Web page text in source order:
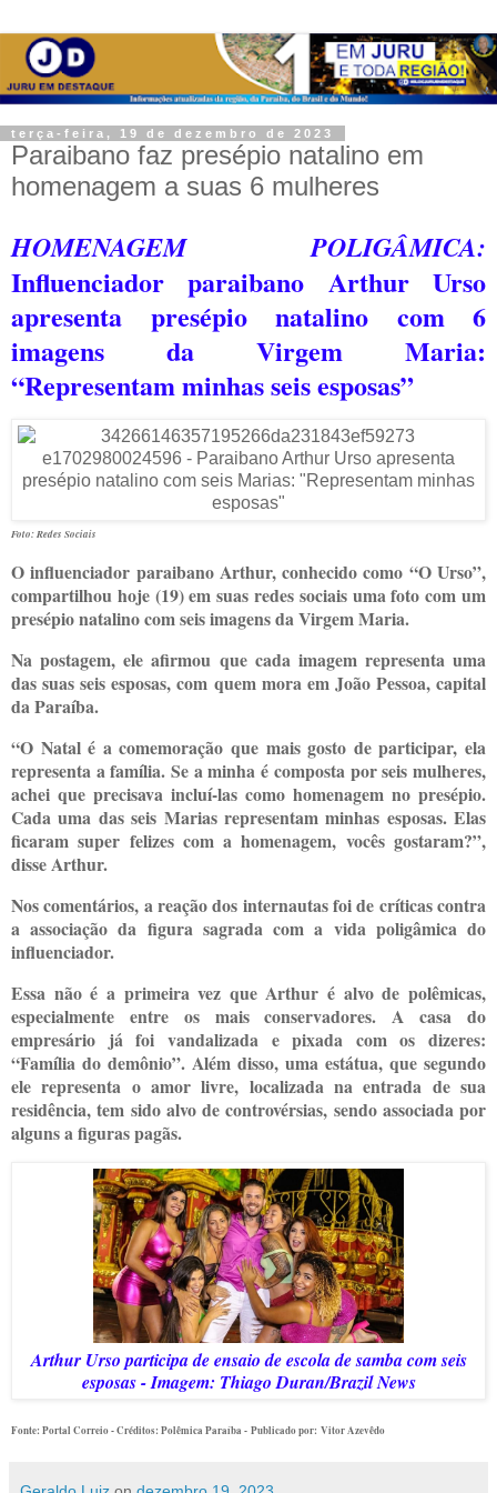
terça-feira, 19 de dezembro de 2023
Paraibano faz presépio natalino em
homenagem a suas 6 mulheres
HOMENAGEM POLIGÂMICA:
Influenciador paraibano Arthur Urso
apresenta presépio natalino com 6
imagens da Virgem Maria:
“Representam minhas seis esposas”
Foto: Redes Sociais
O influenciador paraibano Arthur, conhecido como “O Urso”,
compartilhou hoje (19) em suas redes sociais uma foto com um
presépio natalino com seis imagens da Virgem Maria.
Na postagem, ele afirmou que cada imagem representa uma
das suas seis esposas, com quem mora em João Pessoa, capital
da Paraíba.
“O Natal é a comemoração que mais gosto de participar, ela
representa a família. Se a minha é composta por seis mulheres,
achei que precisava incluí-las como homenagem no presépio.
Cada uma das seis Marias representam minhas esposas. Elas
ficaram super felizes com a homenagem, vocês gostaram?”,
disse Arthur.
Nos comentários, a reação dos internautas foi de críticas contra
a associação da figura sagrada com a vida poligâmica do
influenciador.
Essa não é a primeira vez que Arthur é alvo de polêmicas,
especialmente entre os mais conservadores. A casa do
empresário já foi vandalizada e pixada com os dizeres:
“Família do demônio”. Além disso, uma estátua, que segundo
ele representa o amor livre, localizada na entrada de sua
residência, tem sido alvo de controvérsias, sendo associada por
alguns a figuras pagãs.
Arthur Urso participa de ensaio de escola de samba com seis
esposas - Imagem: Thiago Duran/Brazil News
Fonte: Portal Correio - Créditos: Polêmica Paraíba - Publicado por: Vitor Azevêdo